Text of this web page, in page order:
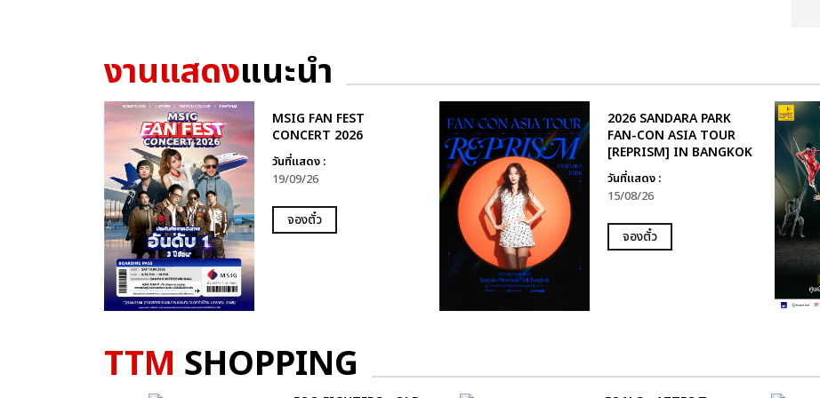
งานแสดงแนะนำ
MSIG FAN FEST
CONCERT 2026
วันที่แสดง :
19/09/26
จองตั๋ว
2026 SANDARA PARK
FAN-CON ASIA TOUR
[REPRISM] IN BANGKOK
วันที่แสดง :
15/08/26
จองตั๋ว
TTM SHOPPING